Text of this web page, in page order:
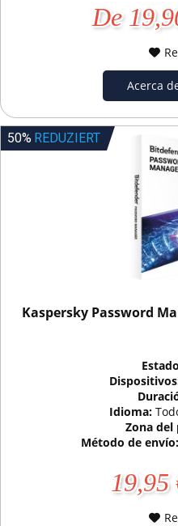
De
Acerca
50% REDUZIERT
Kaspersky Password
Idioma:
Zona del
Método de envío: